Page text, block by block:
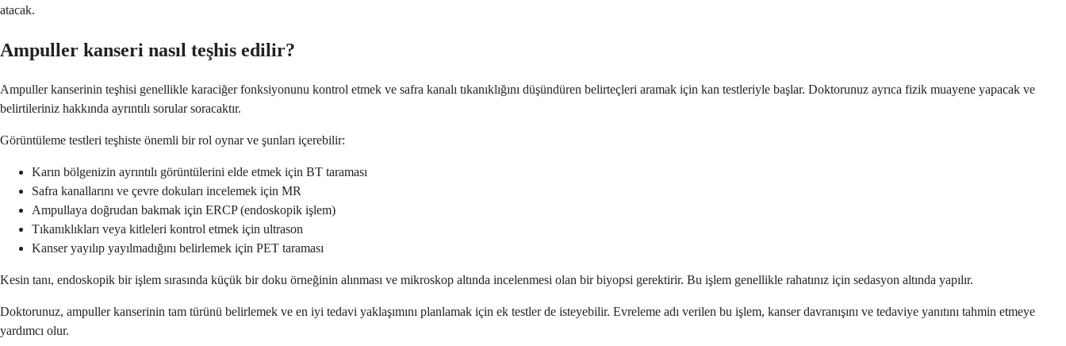
atacak.
Ampuller kanseri nasıl teşhis edilir?
Ampuller kanserinin teşhisi genellikle karaciğer fonksiyonunu kontrol etmek ve safra kanalı tıkanıklığını düşündüren belirteçleri aramak için kan testleriyle başlar. Doktorunuz ayrıca fizik muayene yapacak ve
belirtileriniz hakkında ayrıntılı sorular soracaktır.
Görüntüleme testleri teşhiste önemli bir rol oynar ve şunları içerebilir:
Karın bölgenizin ayrıntılı görüntülerini elde etmek için BT taraması
Safra kanallarını ve çevre dokuları incelemek için MR
Ampullaya doğrudan bakmak için ERCP (endoskopik işlem)
Tıkanıklıkları veya kitleleri kontrol etmek için ultrason
Kanser yayılıp yayılmadığını belirlemek için PET taraması
Kesin tanı, endoskopik bir işlem sırasında küçük bir doku örneğinin alınması ve mikroskop altında incelenmesi olan bir biyopsi gerektirir. Bu işlem genellikle rahatınız için sedasyon altında yapılır.
Doktorunuz, ampuller kanserinin tam türünü belirlemek ve en iyi tedavi yaklaşımını planlamak için ek testler de isteyebilir. Evreleme adı verilen bu işlem, kanser davranışını ve tedaviye yanıtını tahmin etmeye
yardımcı olur.